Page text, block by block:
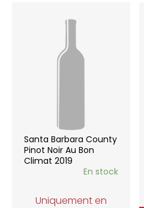
Santa Barbara County
Pinot Noir Au Bon
Climat 2019
En stock
Uniquement en